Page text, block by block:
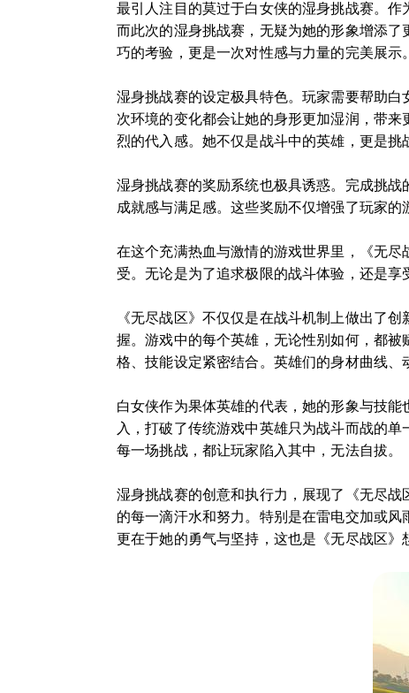
最引人注目的莫过于白女侠的湿身挑战赛。
而此次的湿身挑战赛，无疑为她的形象增添
巧的考验，更是一次对性感与力量的完美展示。
湿身挑战赛的设定极具特色。玩家需要帮助
次环境的变化都会让她的身形更加湿润，带
烈的代入感。她不仅是战斗中的英雄，更是挑
湿身挑战赛的奖励系统也极具诱惑。完成挑
成就感与满足感。这些奖励不仅增强了玩家的
在这个充满热血与激情的游戏世界里，《无
受。无论是为了追求极限的战斗体验，还是享
《无尽战区》不仅仅是在战斗机制上做出了
握。游戏中的每个英雄，无论性别如何，都
格、技能设定紧密结合。英雄们的身材曲线、
白女侠作为果体英雄的代表，她的形象与技
入，打破了传统游戏中英雄只为战斗而战的
每一场挑战，都让玩家陷入其中，无法自拔。
湿身挑战赛的创意和执行力，展现了《无尽
的每一滴汗水和努力。特别是在雷电交加或
更在于她的勇气与坚持，这也是《无尽战区》